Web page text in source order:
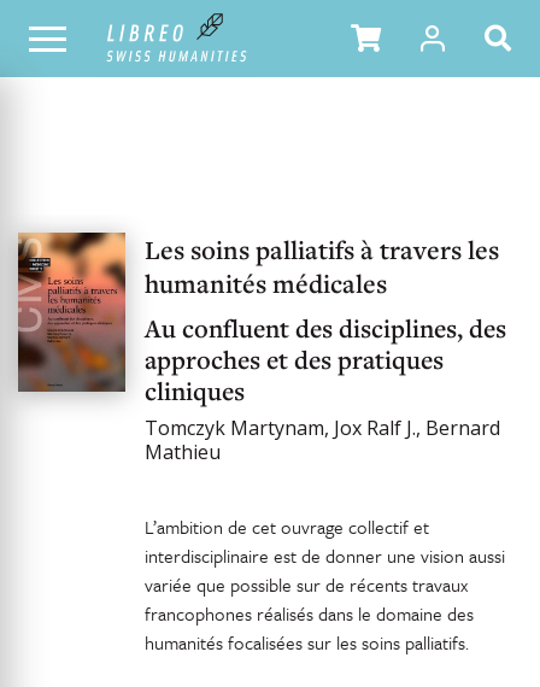
NOTRE CATALOGUE
Les soins palliatifs à travers les
humanités médicales
Au confluent des disciplines, des
approches et des pratiques
cliniques
Tomczyk Martynam, Jox Ralf J., Bernard
Mathieu
L’ambition de cet ouvrage collectif et
interdisciplinaire est de donner une vision aussi
variée que possible sur de récents travaux
francophones réalisés dans le domaine des
humanités focalisées sur les soins palliatifs.